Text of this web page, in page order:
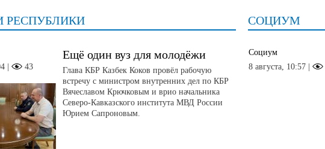
РЕСПУБЛИКИ
|
43
Ещё один вуз для молодёжи
Глава КБР Казбек Коков провёл рабочую
встречу с министром внутренних дел по КБР
Вячеславом Крючковым и врио начальника
Северо-Кавказского института МВД России
Юрием Сапроновым.
СОЦИУМ
Социум
8 августа, 10:57 |